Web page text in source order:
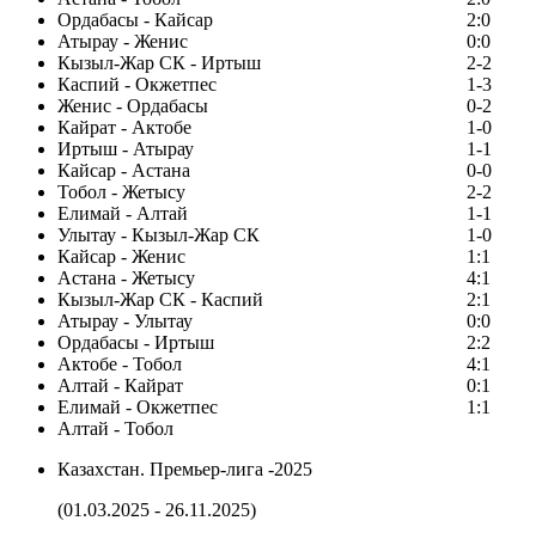
Ордабасы - Кайсар
2:0
Атырау - Женис
0:0
Кызыл-Жар СК - Иртыш
2-2
Каспий - Окжетпес
1-3
Женис - Ордабасы
0-2
Кайрат - Актобе
1-0
Иртыш - Атырау
1-1
Кайсар - Астана
0-0
Тобол - Жетысу
2-2
Елимай - Алтай
1-1
Улытау - Кызыл-Жар СК
1-0
Кайсар - Женис
1:1
Астана - Жетысу
4:1
Кызыл-Жар СК - Каспий
2:1
Атырау - Улытау
0:0
Ордабасы - Иртыш
2:2
Актобе - Тобол
4:1
Алтай - Кайрат
0:1
Елимай - Окжетпес
1:1
Алтай - Тобол
Казахстан. Премьер-лига -2025
(01.03.2025 - 26.11.2025)